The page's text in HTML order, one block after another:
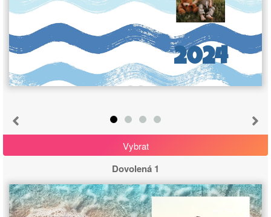
2024
Vybrat
Dovolená 1